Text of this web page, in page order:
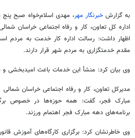
به گزارشخبرنگار مهر، مهدی اسلام‌خواه صبح
اداره کل تعاون، کار و رفاه اجتماعی خراسان
اظهار داشت: رسالت اداره کار خدمت به مردم
مقدم خدمتگزاری به مردم شهر قرار دارند.
وی بیان کرد: منشأ این خدمات باعث امیدبخشی
مدیرکل تعاون، کار و رفاه اجتماعی خراسان
مبارک فجر، گفت: همه حوزه‌ها در خصوص
برنامه‌های دهه مبارک فجر اهتمام ورزند.
وی خاطرنشان کرد: برگزاری کارگاه‌های آموزش